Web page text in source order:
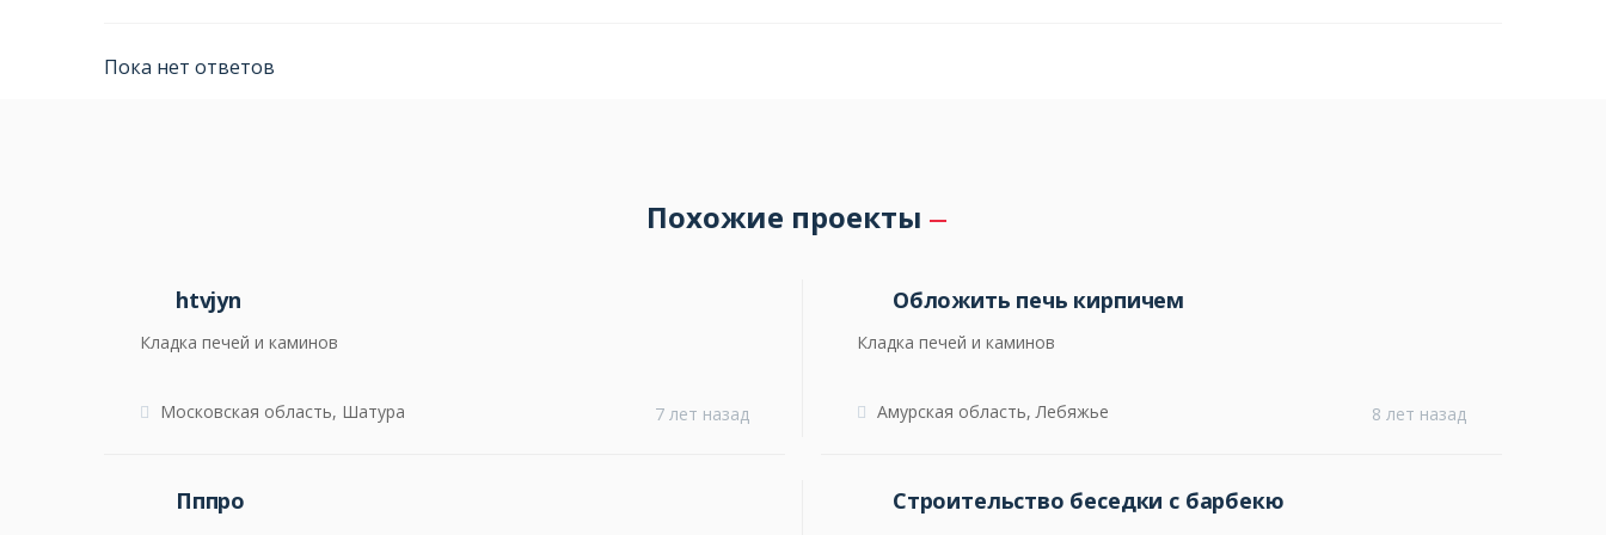
Пока нет ответов
Похожие проекты
htvjyn
Кладка печей и каминов
7 лет назад
Московская область, Шатура
Пппро
Обложить печь кирпичем
Кладка печей и каминов
8 лет назад
Амурская область, Лебяжье
Строительство беседки с барбекю